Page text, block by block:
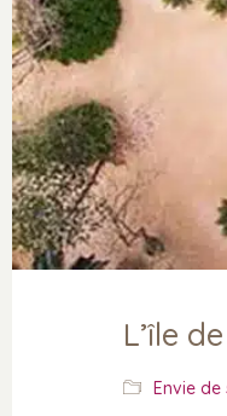
L’île
Envie de